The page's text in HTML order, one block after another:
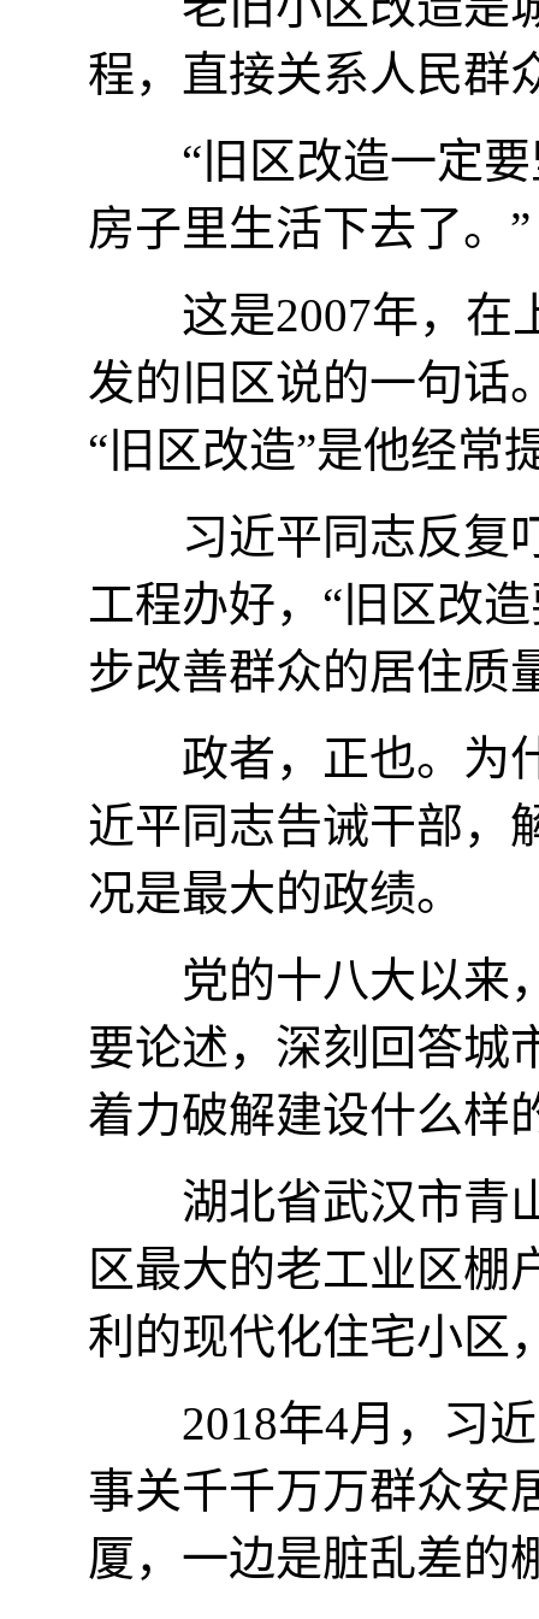
程，直接关系人民群
“旧区改造一定要
房子里生活下去了。”
这是2007年，在上
发的旧区说的一句话
“旧区改造”是他经常
习近平同志反复叮
工程办好，“旧区改
步改善群众的居住质
政者，正也。为什
近平同志告诫干部，
况是最大的政绩。
党的十八大以来，
要论述，深刻回答城
着力破解建设什么样
湖北省武汉市青山
区最大的老工业区棚
利的现代化住宅小区
2018年4月，习近
事关千千万万群众安
厦，一边是脏乱差的